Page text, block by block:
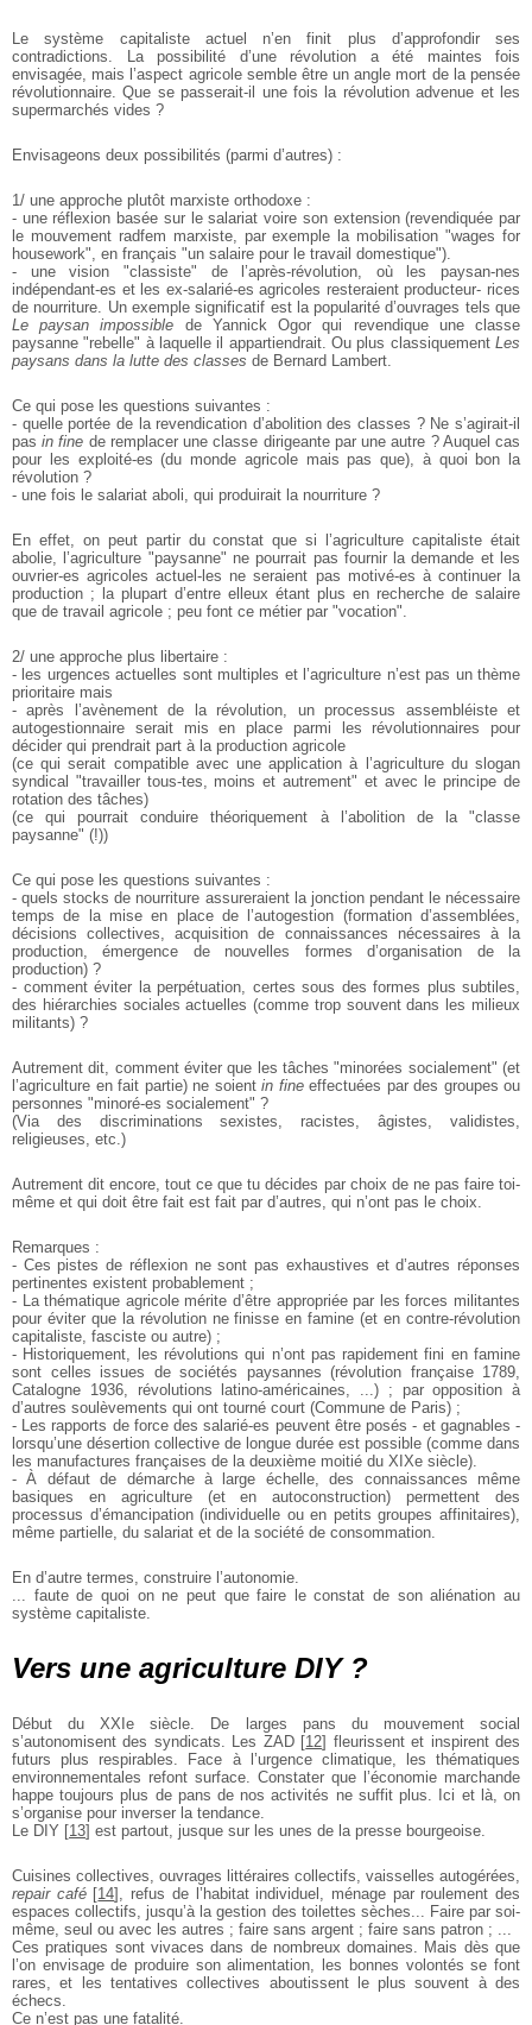
Le système capitaliste actuel n’en finit plus d’approfondir ses
contradictions. La possibilité d’une révolution a été maintes fois
envisagée, mais l’aspect agricole semble être un angle mort de lapensée
révolutionnaire. Que se passerait-il une fois la révolutionadvenue et les
supermarchés vides ?
Envisageons deux possibilités (parmi d’autres) :
1/ une approche plutôt marxiste orthodoxe :
- une réflexion basée sur le salariat voire son extension(revendiquée par
le mouvement radfem marxiste, par exemple la mobilisation "wages for
housework", en français "un salaire pour le travail domestique").
- une vision "classiste" de l’après-révolution, où les paysan-nes
indépendant-es et les ex-salarié-es agricoles resteraient producteur- rices
de nourriture. Un exemple significatif est la popularité d’ouvrages tels que
Le paysan impossible de Yannick Ogor qui revendique une classe
paysanne "rebelle" à laquelle il appartiendrait. Ou plus classiquementLes
paysans dans la lutte des classes de Bernard Lambert.
Ce qui pose les questions suivantes :
- quelle portée de la revendication d’abolition des classes ? Ne s’agirait-il
pasin fine de remplacer une classe dirigeante par une autre ? Auquel cas
pour les exploité-es (du monde agricole mais pas que), à quoi bon la
révolution ?
- une fois le salariat aboli, qui produirait la nourriture ?
En effet, on peut partir du constat que si l’agriculture capitaliste était
abolie, l’agriculture "paysanne" ne pourrait pas fournir la demande et les
ouvrier-es agricoles actuel-les ne seraient pas motivé-es à continuer la
production ; la plupart d’entre elleux étant plus en recherche de salaire
que de travail agricole ; peu font ce métier par "vocation".
2/ une approche plus libertaire :
- les urgences actuelles sont multiples et l’agriculture n’est pas un thème
prioritaire mais
- après l’avènement de la révolution, un processus assembléiste et
autogestionnaire serait mis en place parmi les révolutionnaires pour
décider qui prendrait part à la production agricole
(ce qui serait compatible avec une application à l’agriculture du slogan
syndical "travailler tous-tes, moins et autrement" et avec le principe de
rotation des tâches)
(ce qui pourrait conduire théoriquement à l’abolition de la "classe
paysanne" (!))
Ce qui pose les questions suivantes :
- quels stocks de nourriture assureraient la jonction pendant lenécessaire
temps de la mise en place de l’autogestion (formationd’assemblées,
décisions collectives, acquisition de connaissances nécessaires à la
production, émergence de nouvelles formes d’organisation de la
production) ?
- comment éviter la perpétuation, certes sous des formes plus subtiles,
des hiérarchies sociales actuelles (comme trop souvent dans les milieux
militants) ?
Autrement dit, comment éviter que les tâches "minorées socialement" (et
l’agriculture en fait partie) ne soient in fineeffectuées par des groupes ou
personnes "minoré-es socialement" ?
(Via des discriminations sexistes, racistes, âgistes, validistes,
religieuses, etc.)
Autrement dit encore, tout ce que tu décides par choix de ne pas faire toi-
même et qui doit être fait est fait par d’autres, qui n’ont pas le choix.
Remarques :
- Ces pistes de réflexion ne sont pas exhaustives et d’autres réponses
pertinentes existent probablement ;
- La thématique agricole mérite d’être appropriée par les forces militantes
pour éviter que la révolution ne finisse en famine (et en contre-révolution
capitaliste, fasciste ou autre) ;
- Historiquement, les révolutions qui n’ont pas rapidement fini enfamine
sont celles issues de sociétés paysannes (révolution française1789,
Catalogne 1936, révolutions latino-américaines, ...) ; paropposition à
d’autres soulèvements qui ont tourné court (Commune de Paris) ;
- Les rapports de force des salarié-es peuvent être posés - etgagnables -
lorsqu’une désertion collective de longue durée est possible (comme dans
les manufactures françaises de la deuxième moitié du XIXe siècle).
- À défaut de démarche à large échelle, des connaissances même
basiques en agriculture (et en autoconstruction) permettent des
processus d’émancipation (individuelle ou en petits groupes affinitaires),
même partielle, du salariat et de la société de consommation.
En d’autre termes, construire l’autonomie.
... faute de quoi on ne peut que faire le constat de son aliénation au
système capitaliste.
Vers une agriculture DIY ?
Début du XXIe siècle. De larges pans du mouvement social
s’autonomisent des syndicats. Les ZAD[12] fleurissent et inspirent des
futurs plus respirables. Face à l’urgence climatique, les thématiques
environnementales refont surface. Constater que l’économie marchande
happe toujours plus de pans de nos activités ne suffit plus.
Ici et là, on
s’organise pour inverser la tendance.
Le DIY [13] est partout, jusque sur les unes de la presse bourgeoise.
Cuisines collectives, ouvrages littéraires collectifs, vaisselles autogérées,
repair café[14] , refus de l’habitat individuel, ménage parroulement des
espaces collectifs, jusqu’à la gestion des toilettes sèches... Faire par soi-
même, seul ou avec les autres ; faire sans argent ; faire sans patron ; ...
Ces pratiques sont vivaces dans de nombreux domaines. Mais dès que
l’on envisage de produire son alimentation, les bonnes volontés se font
rares, et les tentatives collectives aboutissent le plus souvent à des
échecs.
Ce n’est pas une fatalité.